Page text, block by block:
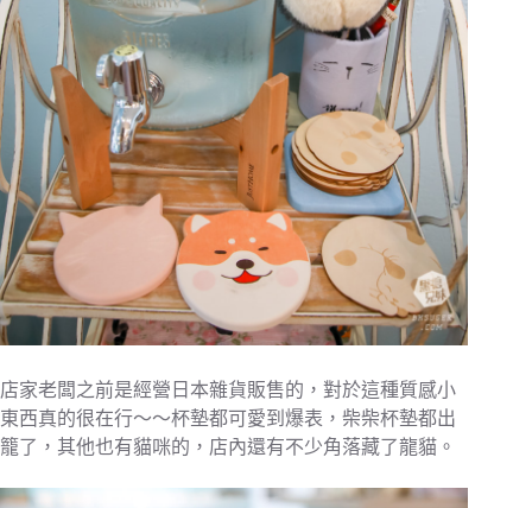
店家老闆之前是經營日本雜貨販售的，對於這種質感小
東西真的很在行～～杯墊都可愛到爆表，柴柴杯墊都出
籠了，其他也有貓咪的，店內還有不少角落藏了龍貓。